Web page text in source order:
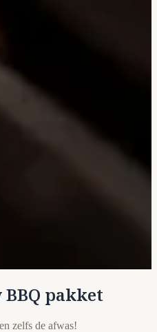
pakket
zelfs de afwas!